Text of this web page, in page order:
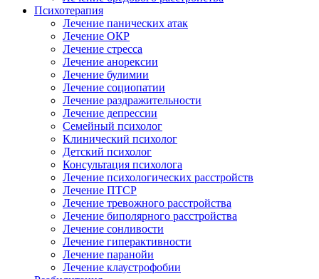
Психотерапия
Лечение панических атак
Лечение ОКР
Лечение стресса
Лечение анорексии
Лечение булимии
Лечение социопатии
Лечение раздражительности
Лечение депрессии
Семейный психолог
Клинический психолог
Детский психолог
Консультация психолога
Лечение психологических расстройств
Лечение ПТСР
Лечение тревожного расстройства
Лечение биполярного расстройства
Лечение сонливости
Лечение гиперактивности
Лечение паранойи
Лечение клаустрофобии